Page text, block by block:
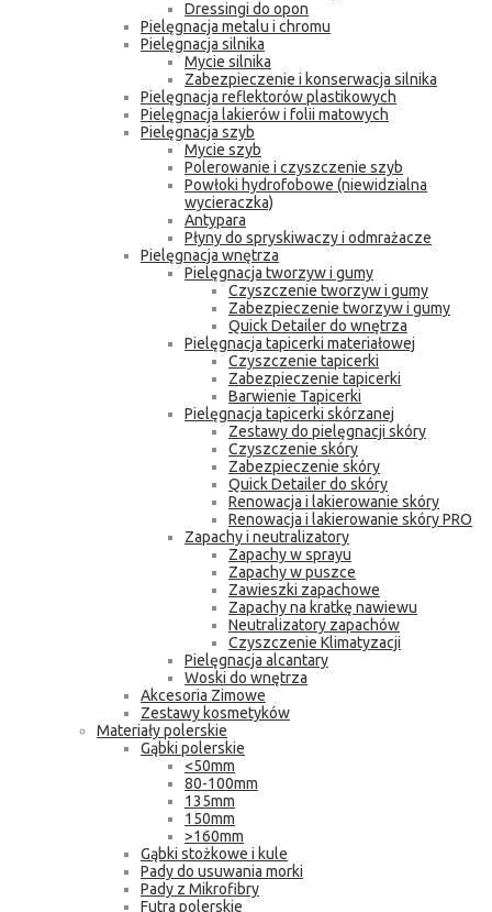
Dressingi do opon
Pielęgnacja metalu i chromu
Pielęgnacja silnika
Mycie silnika
Zabezpieczenie i konserwacja silnika
Pielęgnacja reflektorów plastikowych
Pielęgnacja lakierów i folii matowych
Pielęgnacja szyb
Mycie szyb
Polerowanie i czyszczenie szyb
Powłoki hydrofobowe (niewidzialna
wycieraczka)
Antypara
Płyny do spryskiwaczy i odmrażacze
Pielęgnacja wnętrza
Pielęgnacja tworzyw i gumy
Czyszczenie tworzyw i gumy
Zabezpieczenie tworzyw i gumy
Quick Detailer do wnętrza
Pielęgnacja tapicerki materiałowej
Czyszczenie tapicerki
Zabezpieczenie tapicerki
Barwienie Tapicerki
Pielęgnacja tapicerki skórzanej
Zestawy do pielęgnacji skóry
Czyszczenie skóry
Zabezpieczenie skóry
Quick Detailer do skóry
Renowacja i lakierowanie skóry
Renowacja i lakierowanie skóry PRO
Zapachy i neutralizatory
Zapachy w sprayu
Zapachy w puszce
Zawieszki zapachowe
Zapachy na kratkę nawiewu
Neutralizatory zapachów
Czyszczenie Klimatyzacji
Pielęgnacja alcantary
Woski do wnętrza
Akcesoria Zimowe
Zestawy kosmetyków
Materiały polerskie
Gąbki polerskie
<50mm
80-100mm
135mm
150mm
>160mm
Gąbki stożkowe i kule
Pady do usuwania morki
Pady z Mikrofibry
Futra polerskie